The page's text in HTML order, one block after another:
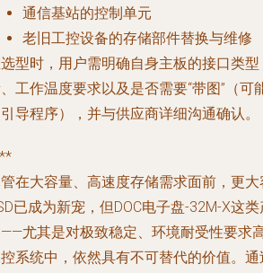
通信基站的控制单元
老旧工控设备的存储部件替换与维修
型时，用户需明确自身主板的接口类
工作温度要求以及是否需要“带图”（可
导程序），并与供应商详细沟通确认。
在大容量、高速度存储需求面前，更大
已成为新宠，但DOC电子盘-32M-X这
尤其是对极致稳定、环境耐受性要求
系统中，依然具有不可替代的价值。